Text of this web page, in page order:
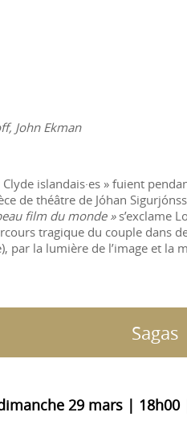
John Ekman
islandais·es » fuient
de théâtre de Jóhan
film du monde »s’exclame
tragique du couple dans
par la lumière de l’image et la
Sagas
29 mars | 18h00